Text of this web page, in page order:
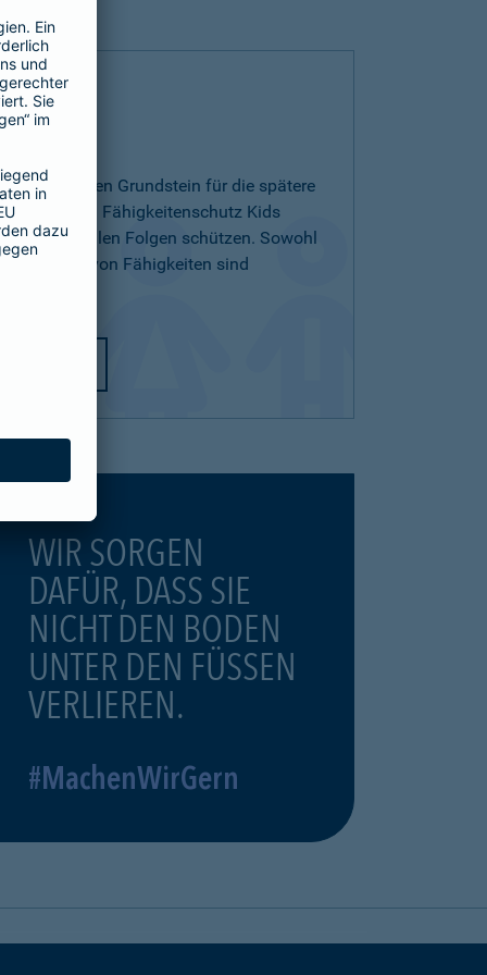
und den Grundstein für die spätere
Mit dem Fähigkeitenschutz Kids
finanziellen Folgen schützen. Sowohl
von Fähigkeiten sind
WIR SORGEN
DAFÜR, DASS SIE
NICHT DEN BODEN
UNTER DEN FÜSSEN
VERLIEREN.
#MachenWirGern